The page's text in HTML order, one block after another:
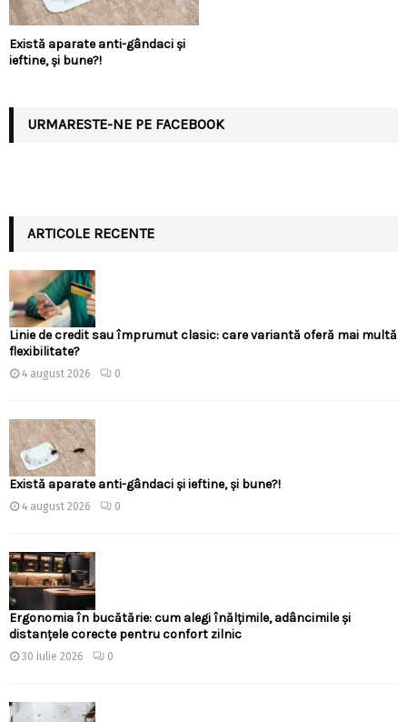
Există aparate anti-gândaci și
ieftine, și bune?!
URMARESTE-NE PE FACEBOOK
ARTICOLE RECENTE
Linie de credit sau împrumut clasic: care variantă oferă mai multă
flexibilitate?
4 august 2026 0
Există aparate anti-gândaci și ieftine, și bune?!
4 august 2026 0
Ergonomia în bucătărie: cum alegi înălțimile, adâncimile și
distanțele corecte pentru confort zilnic
30 iulie 2026 0